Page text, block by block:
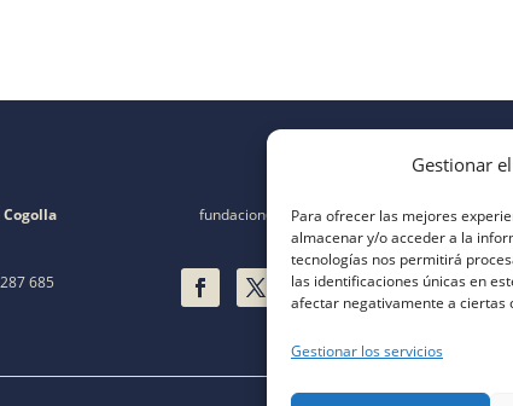
Gestionar
Para ofrecer las mejores
almacenar y/o acceder a la
tecnologías nos permitirá
las identificaciones únicas en
afectar negativamente a ciertas
Gestionar los servicios
685
fundacion@fsanmillan.es